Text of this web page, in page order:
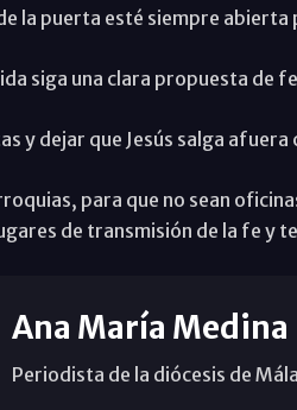
la puerta esté siempre abierta
siga una clara propuesta de
y dejar que Jesús salga afuera
para que no sean
de transmisión de la fe y
Ana María Medina
Periodista de la diócesis de